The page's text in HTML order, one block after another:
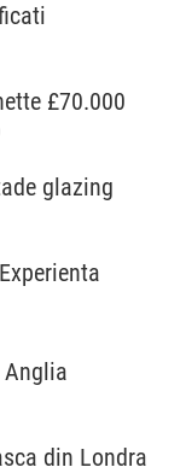
£70.000
glazing
Anglia
din Londra